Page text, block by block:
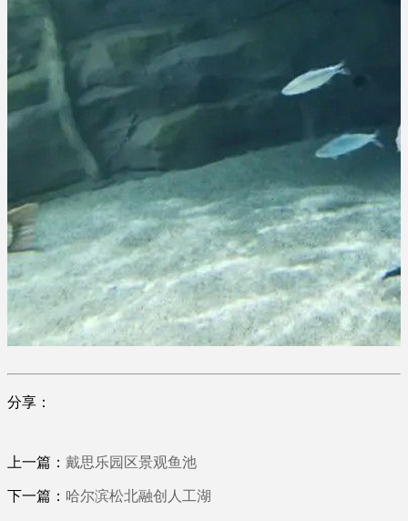
分享：
上一篇： 戴思乐园区景观鱼池
下一篇： 哈尔滨松北融创人工湖